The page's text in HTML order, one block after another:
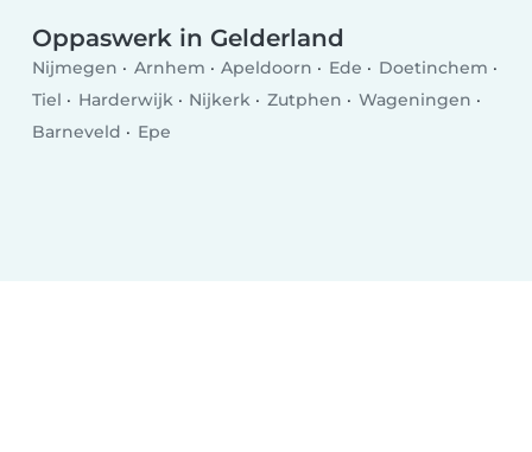
Oppaswerk in Gelderland
Nijmegen Arnhem Apeldoorn Ede
Doetinchem
Tiel
Harderwijk Nijkerk Zutphen
Wageningen
Barneveld
Epe